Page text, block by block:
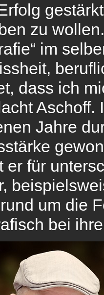
zu
im
dass ich
Jahre
er für
um die
bei